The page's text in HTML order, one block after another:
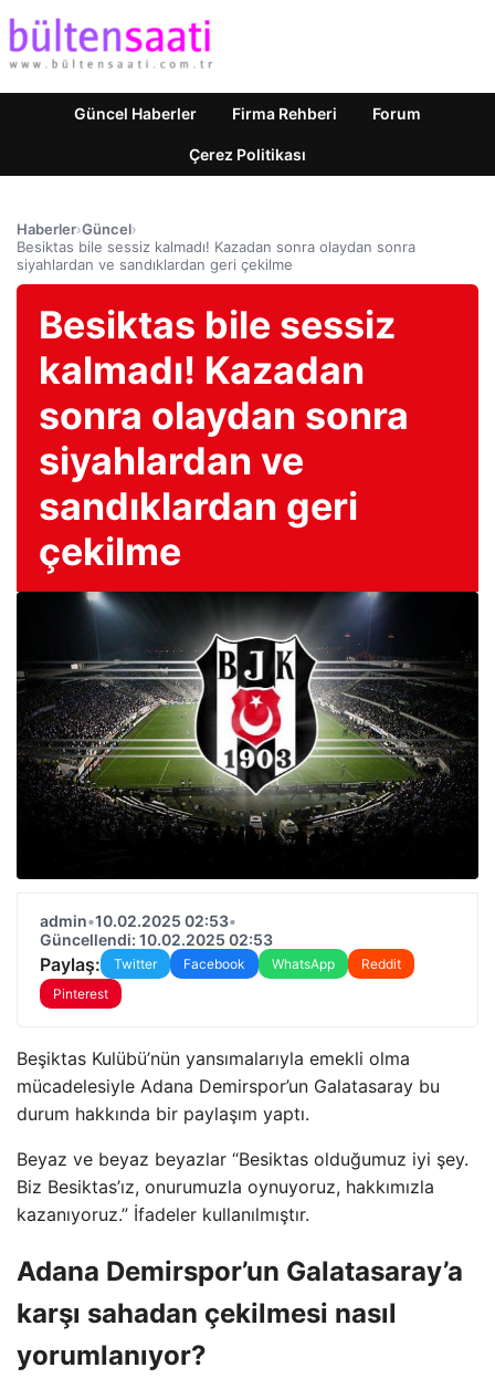
Güncel Haberler Firma Rehberi Forum
Çerez Politikası
Haberler›Güncel›
Besiktas bile sessiz kalmadı! Kazadan sonra olaydan sonra
siyahlardan ve sandıklardan geri çekilme
Besiktas bile sessiz
kalmadı! Kazadan
sonra olaydan sonra
siyahlardan ve
sandıklardan geri
çekilme
admin•10.02.2025 02:53•
Güncellendi: 10.02.2025 02:53
Paylaş: Twitter Facebook WhatsApp
Reddit
Pinterest
Beşiktas Kulübü’nün yansımalarıyla emekli olma
mücadelesiyle Adana Demirspor’un Galatasaray bu
durum hakkında bir paylaşım yaptı.
Beyaz ve beyaz beyazlar “Besiktas olduğumuz iyi şey.
Biz Besiktas’ız, onurumuzla oynuyoruz, hakkımızla
kazanıyoruz.” İfadeler kullanılmıştır.
Adana Demirspor’un Galatasaray’a
karşı sahadan çekilmesi nasıl
yorumlanıyor?